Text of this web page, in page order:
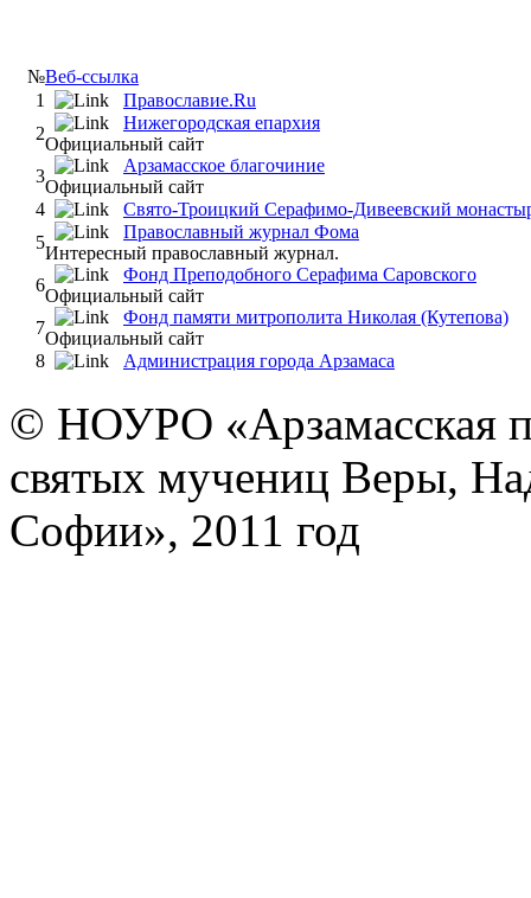
№Веб-ссылка
1
Православие.Ru
2
Нижегородская епархия
Официальный сайт
3
Арзамасское благочиние
Официальный сайт
4
Свято-Троицкий Серафимо-Дивеевский
5
Православный журнал Фома
Интересный православный журнал.
6
Фонд Преподобного Серафима Саровского
Официальный сайт
7
Фонд памяти митрополита Николая (Кутепова)
Официальный сайт
8
Администрация города Арзамаса
© НОУРО «Арзамасская
святых мучениц Веры,
Софии», 2011 год